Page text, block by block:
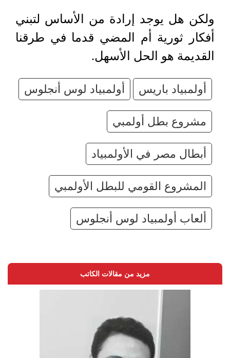
ولكن هل يوجد إرادة من الأساس لتبني
أفكار ثورية أم المضي قدما في طرقنا
القديمة هو الحل الأسهل.
أولمبياد باريس أولمبياد لوس أنجلوس
مشروع بطل أولمبي
أبطال مصر في الأولمبياد
المشروع القومي للبطل الأولمبي
ألعاب أولمبياد لوس أنجلوس
مزيد من مقالات الكاتب